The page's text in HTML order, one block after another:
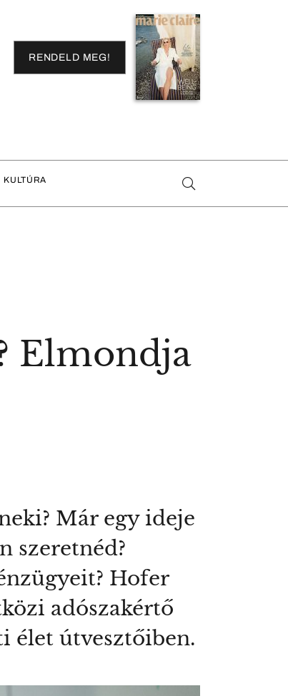
RENDELD MEG!
KULTÚRA
Elmondja
Már egy ideje
szeretnéd?
Hofer
adószakértő
élet útvesztőiben.